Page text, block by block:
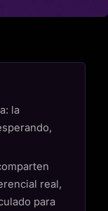
la
real,
para